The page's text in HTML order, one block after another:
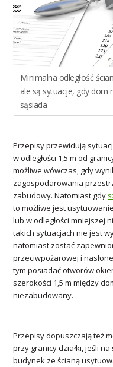
Minimalna odległość
ale są sytuacje, gdy dom
sąsiada
Przepisy przewidują
w odległości 1,5 m od
możliwe wówczas, gdy
zagospodarowania
zabudowy. Natomiast gdy
to możliwe jest
lub w odległości mniejszej
takich sytuacjach nie jest
natomiast zostać
przeciwpożarowej i
tym posiadać otworów
szerokości 1,5 m między
niezabudowany.
Przepisy dopuszczają też
przy granicy działki, jeśli
budynek ze ścianą